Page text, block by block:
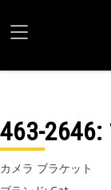
463-2646:
カメラ ブラケット